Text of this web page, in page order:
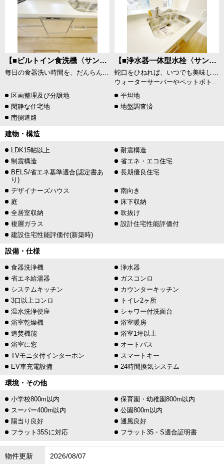
【■ビルトイン食洗機〈サンプル写真〉】
毎日の食器洗い時間を、だんらんの時間に。すっきりビルトイン食洗器で時短だけではなく節水効果もあります！
【■浄水器一体型水栓〈サンプル写真〉】
蛇口をひねれば、いつでも美味しい水が飲めるのは大きなメリットです。
ウォーターサーバーやペットボトルをその都度入れるのは大変ですが、シンク内の蛇口から浄水出れば楽に炊事ができますね。
区画整理及び分譲地
平坦地
閑静な住宅地
地盤調査済
南側道路
建物・構造
LDK15帖以上
耐震構造
制震構造
省エネ・エコ住宅
BELS/省エネ基準適合(認定書あ
り)
長期優良住宅
デザイナーズハウス
南向き
庭
床下収納
全居室収納
吹抜け
複層ガラス
設計住宅性能評価付
建設住宅性能評価付(新築時)
設備・仕様
食器洗浄機
浄水器
省エネ給湯器
ガスコンロ
システムキッチン
カウンターキッチン
3口以上コンロ
トイレ2ヶ所
温水洗浄便座
シャワー付洗面台
浴室乾燥機
浴室暖房
追焚機能
浴室1坪以上
浴室に窓
オートバス
TVモニタ付インターホン
スマートキー
EV車充電設備
24時間換気システム
環境・その他
小学校800m以内
保育園・幼稚園800m以内
スーパー400m以内
公園800m以内
陽当り良好
通風良好
フラット35Sに対応
フラット35・S適合証明書
物件更新 2026/08/07